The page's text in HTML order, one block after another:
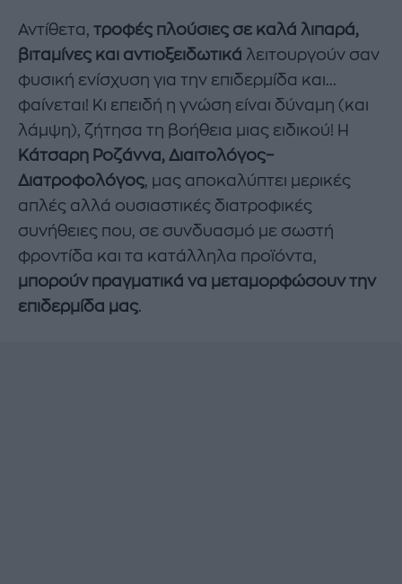
Αντίθετα, τροφές πλούσιες σε καλά λιπαρά,
βιταμίνες και αντιοξειδωτικά λειτουργούν σαν
φυσική ενίσχυση για την επιδερμίδα και...
φαίνεται! Κι επειδή η γνώση είναι δύναμη (και
λάμψη), ζήτησα τη βοήθεια μιας ειδικού! Η
Κάτσαρη Ροζάννα, Διαιτολόγος–
Διατροφολόγος, μας αποκαλύπτει μερικές
απλές αλλά ουσιαστικές διατροφικές
συνήθειες που, σε συνδυασμό με σωστή
φροντίδα και τα κατάλληλα προϊόντα,
μπορούν πραγματικά να μεταμορφώσουν την
επιδερμίδα μας.